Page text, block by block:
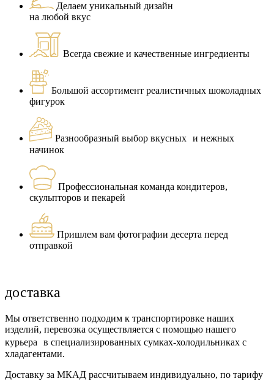
Делаем уникальный дизайн
на любой вкус
Всегда свежие и качественные ингредиенты
Большой ассортимент реалистичных шоколадных
фигурок
Разнообразный выбор вкусных и нежных
начинок
Профессиональная команда кондитеров,
скульпторов и пекарей
Пришлем вам фотографии десерта перед
отправкой
доставка
Мы ответственно подходим к транспортировке наших
изделий, перевозка осуществляется с помощью нашего
курьера в специализированных сумках-холодильниках с
хладагентами.
Доставку за МКАД рассчитываем индивидуально, по тарифу